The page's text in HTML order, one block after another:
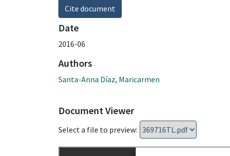
Cite document
Date
2016-06
Authors
Santa-Anna Díaz, Maricarmen
Document Viewer
Select a file to preview: